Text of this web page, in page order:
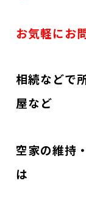
お気軽にお
相続などで
屋など
空家の維持
は